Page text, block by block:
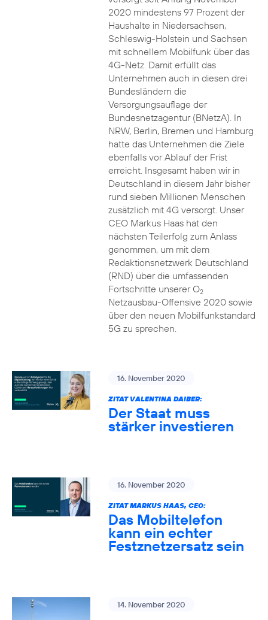
2020 mindestens 97 Prozent der
Haushalte in Niedersachsen,
Schleswig-Holstein und Sachsen
mit schnellem Mobilfunk über das
4G-Netz. Damit erfüllt das
Unternehmen auch in diesen drei
Bundesländern die
Versorgungsauflage der
Bundesnetzagentur (BNetzA). In
NRW, Berlin, Bremen und Hamburg
hatte das Unternehmen die Ziele
ebenfalls vor Ablauf der Frist
erreicht. Insgesamt haben wir in
Deutschland in diesem Jahr bisher
rund sieben Millionen Menschen
zusätzlich mit 4G versorgt. Unser
CEO Markus Haas hat den
nächsten Teilerfolg zum Anlass
genommen, um mit dem
Redaktionsnetzwerk Deutschland
(RND) über die umfassenden
Fortschritte unserer O2
Netzausbau-Offensive 2020 sowie
über den neuen Mobilfunkstandard
5G zu sprechen.
16. November 2020
ZITAT VALENTINA DAIBER:
Der Staat muss
stärker investieren
16. November 2020
ZITAT MARKUS HAAS, CEO:
Das Mobiltelefon
kann ein echter
Festznetzersatz sein
14. November 2020